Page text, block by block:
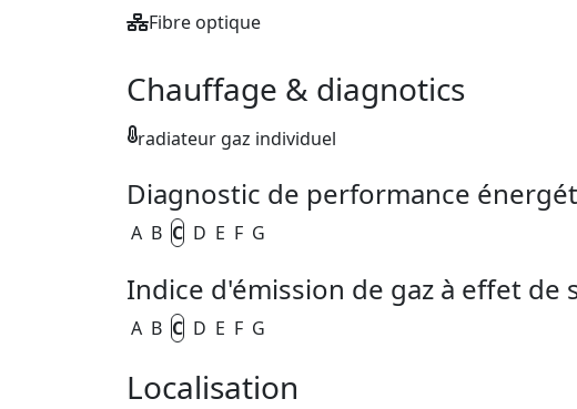
Fibre optique
Chauffage & diagnotics
radiateur gaz individuel
Diagnostic de performance
A B C D E F G
Indice d'émission de gaz à effet de
A B C D E F G
Localisation